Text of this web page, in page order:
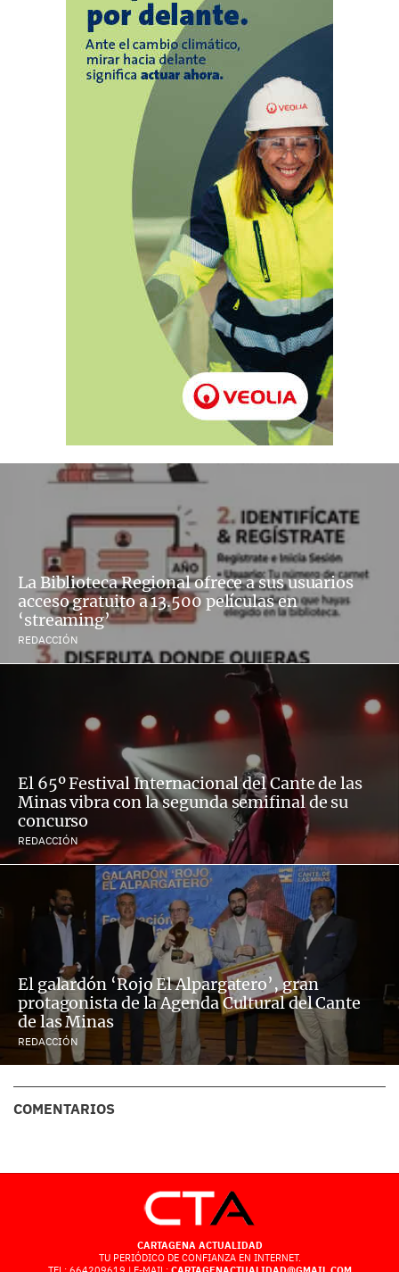
La Biblioteca Regional ofrece a sus usuarios
acceso gratuito a 13.500 películas en
‘streaming’
REDACCIÓN
El 65º Festival Internacional del Cante de las
Minas vibra con la segunda semifinal de su
concurso
REDACCIÓN
El galardón ‘Rojo El Alpargatero’, gran
protagonista de la Agenda Cultural del Cante
de las Minas
REDACCIÓN
COMENTARIOS
CARTAGENA ACTUALIDAD
TU PERIÓDICO DE CONFIANZA EN INTERNET.